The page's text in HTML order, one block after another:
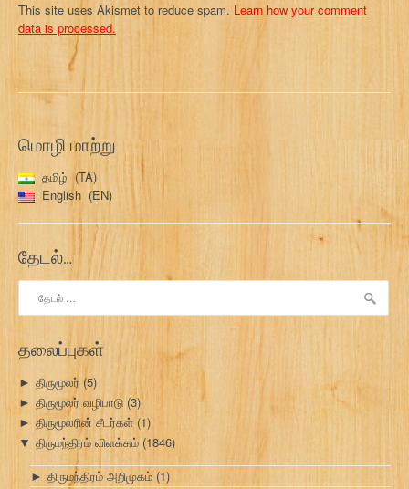
This site uses Akismet to reduce spam. Learn how your comment
data is processed.
மொழி மாற்று
தமிழ்
TA
English
EN
தேடல்…
தேடு:
தலைப்புகள்
► திருமூலர் (5)
► திருமூலர் வழிபாடு (3)
► திருமூலரின் சீடர்கள் (1)
▼ திருமந்திரம் விளக்கம்(1846)
► திருமந்திரம் அறிமுகம் (1)